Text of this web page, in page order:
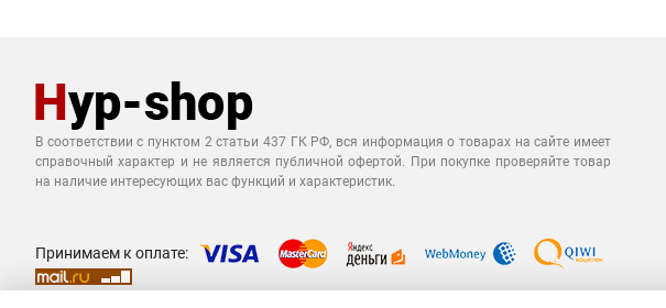
В соответствии с пунктом 2 статьи 437 ГК РФ, вся информация о товарах на сайте имеет
справочный характер и не является публичной офертой. При покупке проверяйте товар
на наличие интересующих вас функций и характеристик.
Принимаем к оплате: